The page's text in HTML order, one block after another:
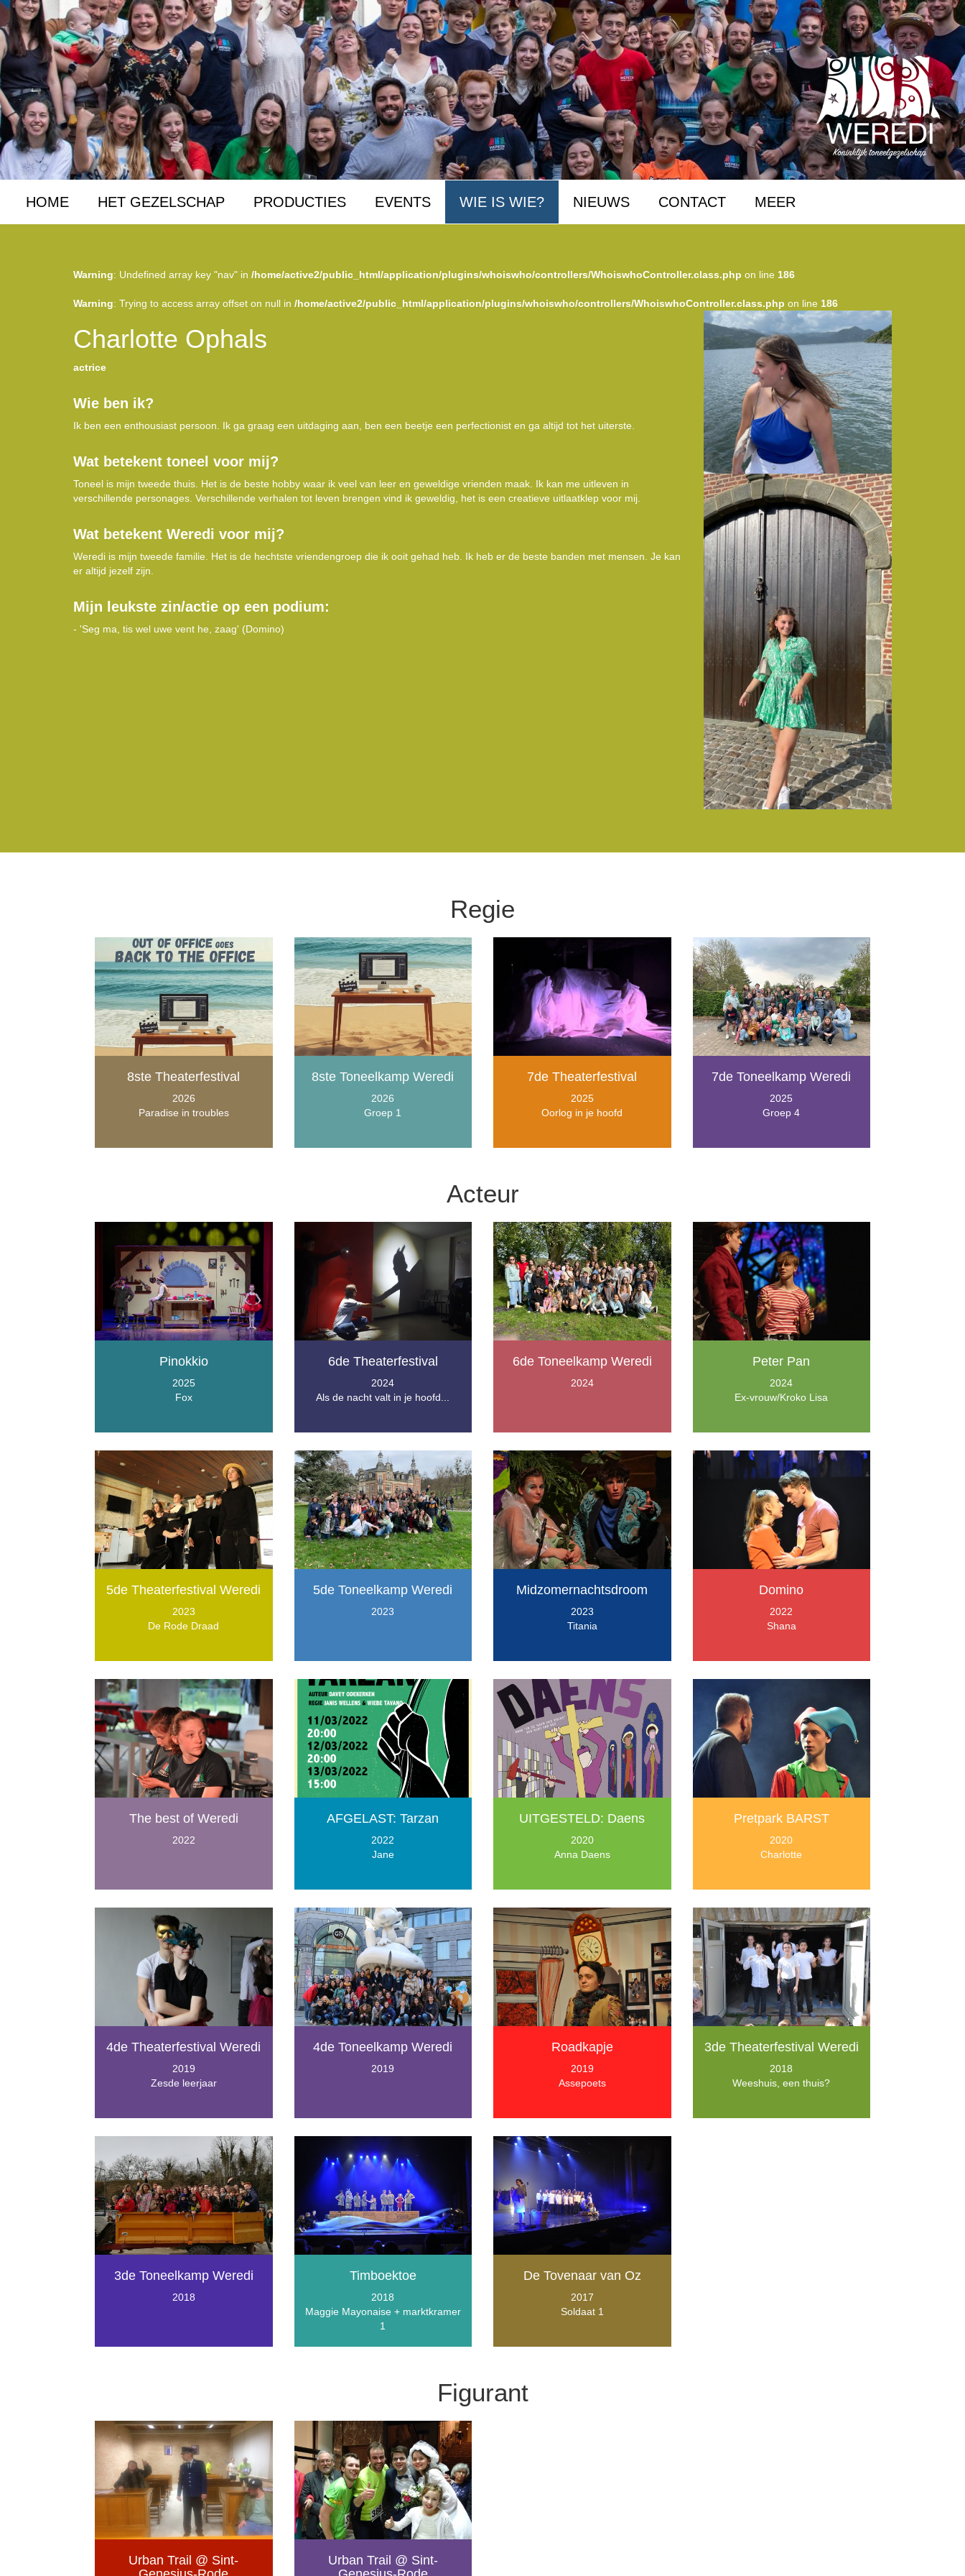
HOME HET GEZELSCHAP PRODUCTIES EVENTS WIE IS WIE? NIEUWS CONTACT MEER
Warning: Undefined array key "nav" in /home/active2/public_html/application/plugins/whoiswho/controllers/WhoiswhoController.class.php on line 186
Warning: Trying to access array offset on null in /home/active2/public_html/application/plugins/whoiswho/controllers/WhoiswhoController.class.php on line 186
Charlotte Ophals
actrice
Wie ben ik?
Ik ben een enthousiast persoon. Ik ga graag een uitdaging aan, ben een beetje een perfectionist en ga altijd tot het uiterste.
Wat betekent toneel voor mij?
Toneel is mijn tweede thuis. Het is de beste hobby waar ik veel van leer en geweldige vrienden maak. Ik kan me uitleven in
verschillende personages. Verschillende verhalen tot leven brengen vind ik geweldig, het is een creatieve uitlaatklep voor mij.
Wat betekent Weredi voor mij?
Weredi is mijn tweede familie. Het is de hechtste vriendengroep die ik ooit gehad heb. Ik heb er de beste banden met mensen. Je kan
er altijd jezelf zijn.
Mijn leukste zin/actie op een podium:
- 'Seg ma, tis wel uwe vent he, zaag' (Domino)
Regie
8ste Theaterfestival
2026
Paradise in troubles
8ste Toneelkamp Weredi
2026
Groep 1
7de Theaterfestival
2025
Oorlog in je hoofd
7de Toneelkamp Weredi
2025
Groep 4
Acteur
Pinokkio
2025
Fox
6de Theaterfestival
2024
Als de nacht valt in je hoofd...
6de Toneelkamp Weredi
2024
Peter Pan
2024
Ex-vrouw/Kroko Lisa
5de Theaterfestival Weredi
2023
De Rode Draad
5de Toneelkamp Weredi
2023
Midzomernachtsdroom
2023
Titania
Domino
2022
Shana
The best of Weredi
2022
AFGELAST: Tarzan
2022
Jane
UITGESTELD: Daens
2020
Anna Daens
Pretpark BARST
2020
Charlotte
4de Theaterfestival Weredi
2019
Zesde leerjaar
4de Toneelkamp Weredi
2019
Roadkapje
2019
Assepoets
3de Theaterfestival Weredi
2018
Weeshuis, een thuis?
3de Toneelkamp Weredi
2018
Timboektoe
2018
Maggie Mayonaise + marktkramer
1
De Tovenaar van Oz
2017
Soldaat 1
Figurant
Urban Trail @ Sint-
Urban Trail @ Sint-